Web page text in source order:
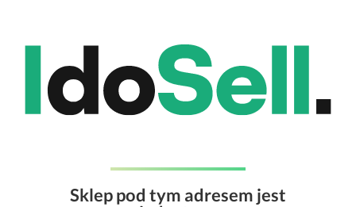
Sklep pod tym adresem jest